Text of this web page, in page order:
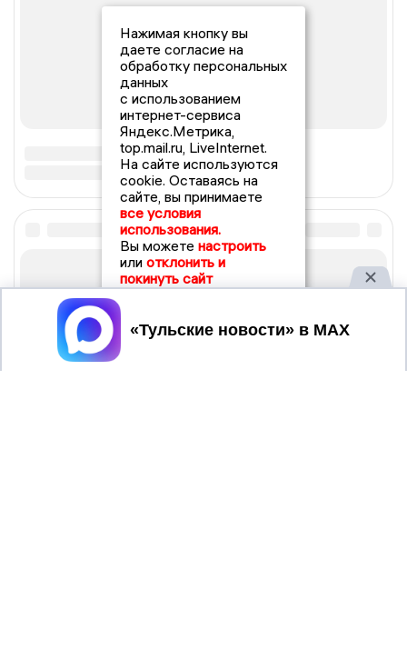
Нажимая кнопку вы
даете согласие на
обработку персональных
данных
с использованием
интернет-сервиса
Яндекс.Метрика,
top.mail.ru, LiveInternet.
На сайте используются
cookie. Оставаясь на
сайте, вы принимаете
все условия
использования.
Вы можете настроить
или отклонить и
покинуть сайт
Принять